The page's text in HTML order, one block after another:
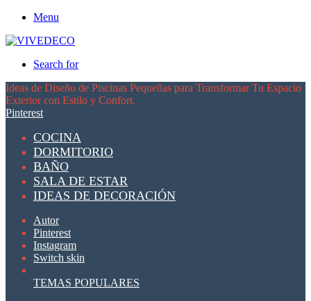
Menu
Search for
Ideas de Diseño de Piscinas Pequeñas para Transformar Tu Espacio
Exterior con Estilo y Confort.
Pinterest
COCINA
DORMITORIO
BAÑO
SALA DE ESTAR
IDEAS DE DECORACIÓN
Autor
Pinterest
Instagram
Switch skin
TEMAS POPULARES